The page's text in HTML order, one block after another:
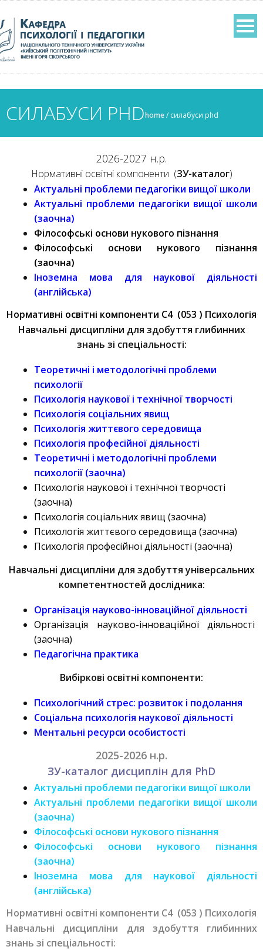
СИЛАБУСИ PHDhome/ силабуси phd
2026-2027 н.р.
Нормативні освітні компоненти (ЗУ-каталог)
Актуальні проблеми педагогіки вищої школи
Актуальні проблеми педагогіки вищої школи
(заочна)
Філософські основи нукового пізнання
Філософські основи нукового пізнання
(заочна)
Іноземна мова для наукової діяльності
(англійська)
Нормативні освітні компоненти C4 (053 ) Психологія
Навчальні дисципліни для здобуття глибинних
знань зі спеціальності:
Теоретичні і методологічні проблеми
психології
Психологія наукової і технічної творчості
Психологія соціальних явищ
Психологія життєвого середовища
Психологія професійної діяльності
Теоретичні і методологічні проблеми
психології (заочна)
Психологія наукової і технічної творчості
(заочна)
Психологія соціальних явищ (заочна)
Психологія життєвого середовища (заочна)
Психологія професійної діяльності (заочна)
Навчальні дисципліни для здобуття універсальних
компетентностей дослідника:
Організація науково-інноваційної діяльності
Організація науково-інноваційної діяльності
(заочна)
Педагогічна практика
Вибіркові освітні компоненти:
Психологічний стрес: розвиток і подолання
Соціальна психологія наукової діяльності
Ментальні ресурси особистості
2025-2026 н.р.
ЗУ-каталог дисциплін для PhD
Актуальні проблеми педагогіки вищої школи
Актуальні проблеми педагогіки вищої школи
(заочна)
Філософські основи нукового пізнання
Філософські основи нукового пізнання
(заочна)
Іноземна мова для наукової діяльності
(англійська)
Нормативні освітні компоненти C4 (053 ) Психологія
Навчальні дисципліни для здобуття глибинних
знань зі спеціальності: